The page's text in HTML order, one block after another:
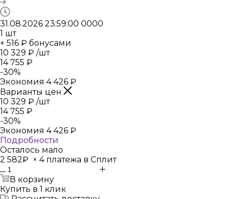
31.08.2026 23:59:00 0000
1 шт
+ 516 ₽ бонусами
10 329 ₽ /шт
14 755 ₽
-30%
Экономия 4 426 ₽
Варианты цен
10 329 ₽ /шт
14 755 ₽
-30%
Экономия 4 426 ₽
Подробности
Осталось мало
2 582₽ × 4 платежа в Сплит
В корзину
Купить в 1 клик